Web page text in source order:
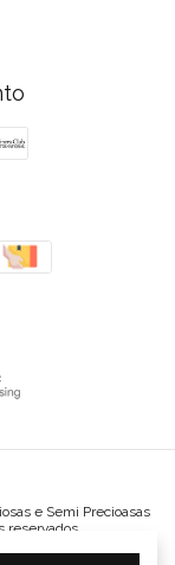
e Semi Precioasas
reservados.